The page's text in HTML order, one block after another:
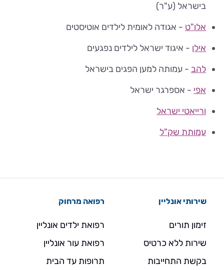
בישראל (ע"ר)
אלו"ט - אגודה לאומית לילדים אוטיסטים
אילן - איגוד ישראל לילדים נפגעים
להב - עמותה למען הפגים בישראל
אפי - אספרגר ישראל
ורייאטי ישראל
עמותת שק"ל
שירותי אונליין
זימון תורים
שירות ללא כרטיס
בקשת התחייבות
רפואה מרחוק
רפואת ילדים אונליין
רפואת עור אונליין
תרופות עד הבית